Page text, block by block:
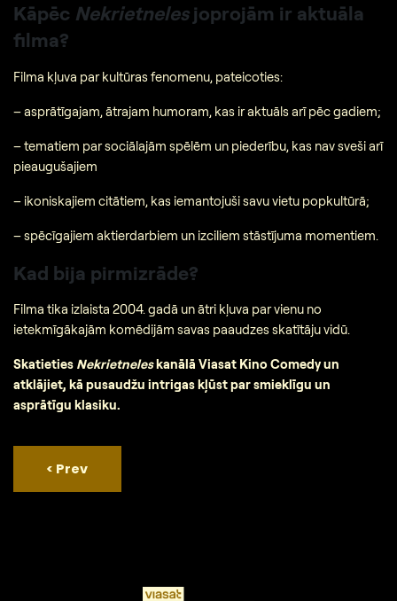
Kāpēc Nekrietnelesjoprojām ir aktuāla
filma?
Filma kļuva par kultūras fenomenu, pateicoties:
– asprātīgajam, ātrajam humoram, kas ir aktuāls arī pēc gadiem;
– tematiem par sociālajām spēlēm un piederību, kas nav sveši arī
pieaugušajiem
– ikoniskajiem citātiem, kas iemantojuši savu vietu popkultūrā;
– spēcīgajiem aktierdarbiem un izciliem stāstījuma momentiem.
Kad bija pirmizrāde?
Filma tika izlaista 2004. gadā un ātri kļuva par vienu no
ietekmīgākajām komēdijām savas paaudzes skatītāju vidū.
Skatieties Nekrietneleskanālā Viasat Kino Comedy un
atklājiet, kā pusaudžu intrigas kļūst par smieklīgu un
asprātīgu klasiku.
< Prev